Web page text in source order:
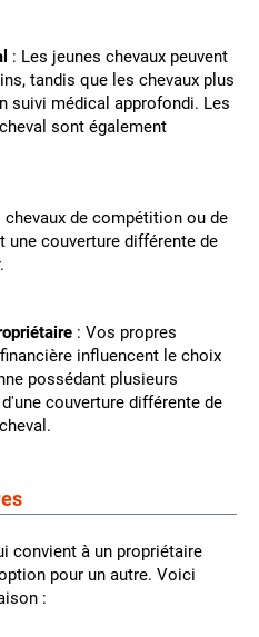
: Les jeunes chevaux peuvent
tandis que les chevaux plus
suivi médical approfondi. Les
sont également
chevaux de compétition ou de
couverture différente de
: Vos propres
influencent le choix
possédant plusieurs
couverture différente de
convient à un propriétaire
pour un autre. Voici
: